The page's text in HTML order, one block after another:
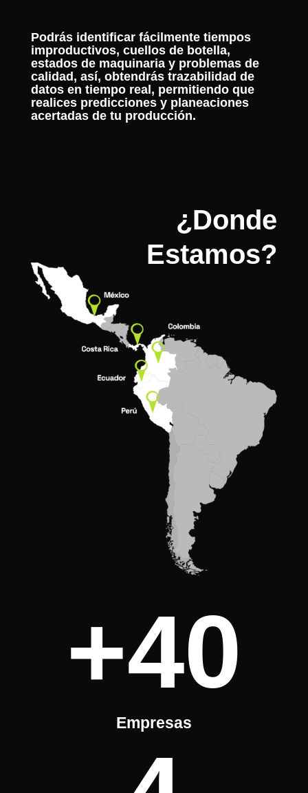
Podrás identificar fácilmente tiempos
improductivos, cuellos de botella,
estados de maquinaria y problemas de
calidad, así, obtendrás trazabilidad de
datos en tiempo real, permitiendo que
realices predicciones y planeaciones
acertadas de tu producción.
¿Donde
Estamos?
+40
Empresas